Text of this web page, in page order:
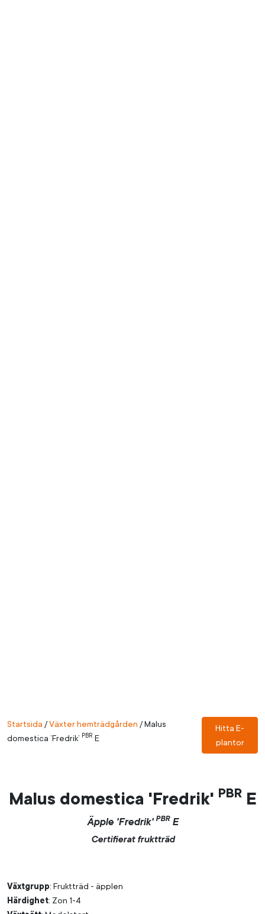
Startsida /Växter hemträdgården /Malus
domestica ’Fredrik’ PBR E
Hitta E-
plantor
Malus domestica 'Fredrik' PBRE
Äpple 'Fredrik' PBRE
Certifierat fruktträd
Växtgrupp: Fruktträd - äpplen
Härdighet: Zon 1-4